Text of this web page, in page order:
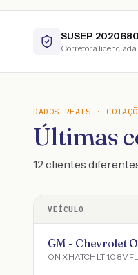
SUSEP
Corretora licenciada
DADOS REAIS ·
Últimas
12 clientes
VEÍCULO
GM - Chevrolet